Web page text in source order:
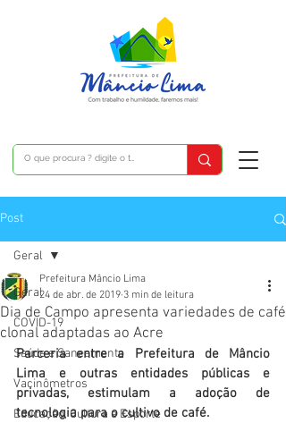
Post
Geral
COVID-19
Saúde e Saneamento
Vacinômetros
Educação, Cultura e Esporte
Geral
Dia de Campo apresenta variedades de café
clonal adaptadas ao Acre
Prefeitura Mâncio Lima
24 de abr. de 2019 3 min de leitura
Parceria entre a Prefeitura de Mâncio
Lima e outras entidades públicas e
privadas, estimulam a adoção de
tecnologia para o cultivo de café.